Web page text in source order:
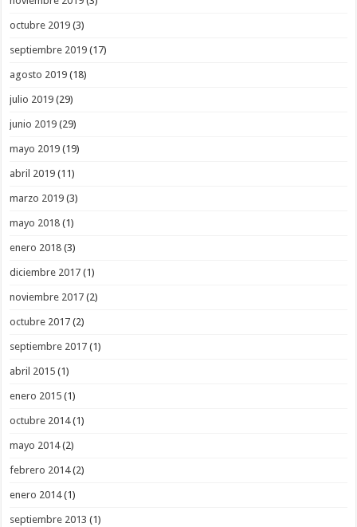
octubre 2019 (3)
septiembre 2019 (17)
agosto 2019 (18)
julio 2019 (29)
junio 2019 (29)
mayo 2019 (19)
abril 2019 (11)
marzo 2019 (3)
mayo 2018 (1)
enero 2018 (3)
diciembre 2017 (1)
noviembre 2017 (2)
octubre 2017 (2)
septiembre 2017 (1)
abril 2015 (1)
enero 2015 (1)
octubre 2014(1)
mayo 2014(2)
febrero 2014(2)
enero 2014(1)
septiembre 2013 (1)